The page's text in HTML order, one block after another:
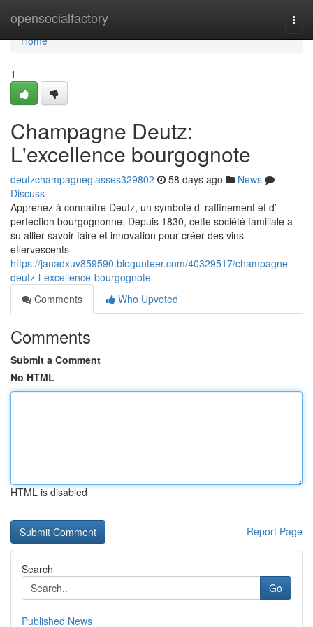
opensocialfactory
Home
Home
1
Champagne Deutz:
L'excellence bourgognote
deutzchampagneglasses329802 58 days ago
News
Discuss
Apprenez à connaître Deutz, un symbole d’ raffinement et d’
perfection bourgognonne. Depuis 1830, cette société familiale a
su allier savoir-faire et innovation pour créer des vins
effervescents
https://janadxuv859590.blogunteer.com/40329517/champagne-
deutz-l-excellence-bourgognote
Comments
Who Upvoted
Comments
Submit a Comment
No HTML
HTML is disabled
Report Page
Search
Go
Published News